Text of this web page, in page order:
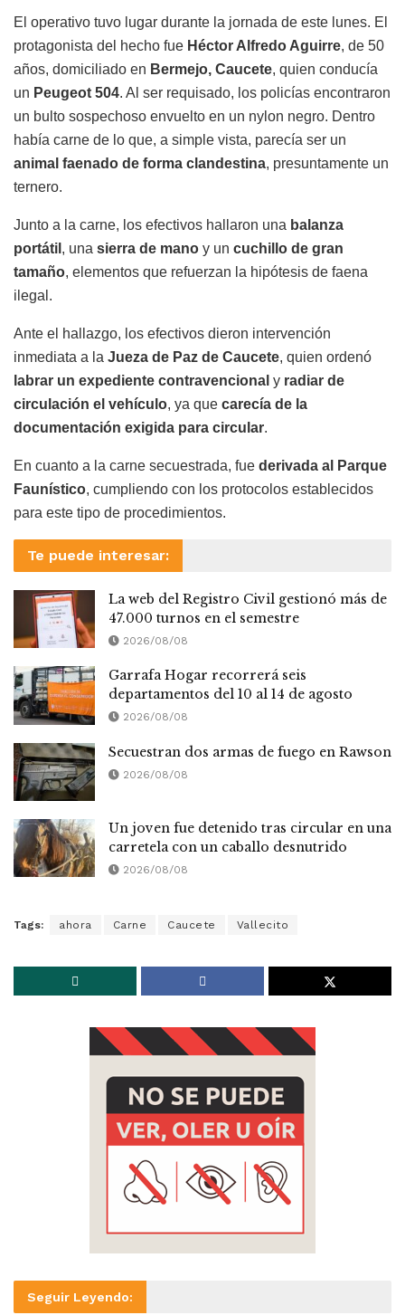
El operativo tuvo lugar durante la jornada de este lunes. El
protagonista del hecho fue Héctor Alfredo Aguirre, de 50
años, domiciliado en Bermejo, Caucete, quien conducía
un Peugeot 504. Al ser requisado, los policías encontraron
un bulto sospechoso envuelto en un nylon negro. Dentro
había carne de lo que, a simple vista, parecía ser un
animal faenado de forma clandestina, presuntamente un
ternero.
Junto a la carne, los efectivos hallaron una balanza
portátil , una sierra de mano y un cuchillo de gran
tamaño, elementos que refuerzan la hipótesis de faena
ilegal.
Ante el hallazgo, los efectivos dieron intervención
inmediata a la Jueza de Paz de Caucete, quien ordenó
labrar un expediente contravencional y radiar de
circulación el vehículo, ya que carecía de la
documentación exigida para circular.
En cuanto a la carne secuestrada, fue derivada al Parque
Faunístico, cumpliendo con los protocolos establecidos
para este tipo de procedimientos.
Te puede interesar:
La web del Registro Civil gestionó más de
47.000 turnos en el semestre
2026/08/08
Garrafa Hogar recorrerá seis
departamentos del 10 al 14 de agosto
2026/08/08
Secuestran dos armas de fuego en Rawson
2026/08/08
Un joven fue detenido tras circular en una
carretela con un caballo desnutrido
2026/08/08
Tags: ahora Carne Caucete Vallecito
Seguir Leyendo: